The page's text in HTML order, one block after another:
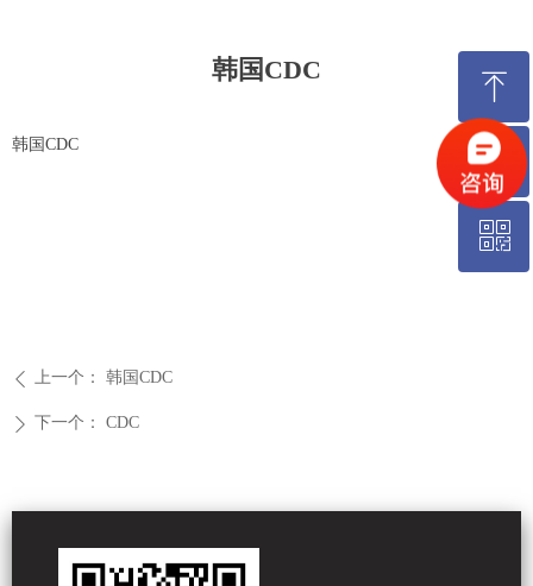
韩国CDC
ꄴ 上一个： 韩国CDC
ꄲ 下一个： CDC
韩国CDC
ꁸ
回到顶部
ꂅ
18626899555
ꀥ